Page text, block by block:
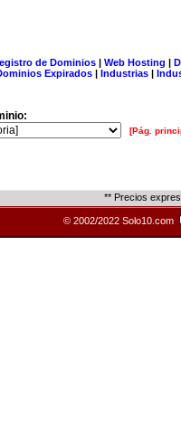
de Dominios| Web Hosting |
Expirados | Industrias |
[Pág.
** Precios
© 2002/2022 Solo10.com